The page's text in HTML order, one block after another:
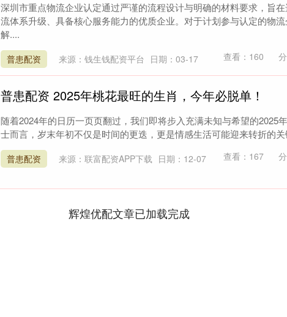
深圳市重点物流企业认定通过严谨的流程设计与明确的材料要求，旨
流体系升级、具备核心服务能力的优质企业。对于计划参与认定的物
解....
普患配资 来源：钱生钱配资平台 日期：03-17 查看： 160
普患配资 2025年桃花最旺的生肖，今年必脱单！
随着2024年的日历一页页翻过，我们即将步入充满未知与希望的2025
士而言，岁末年初不仅是时间的更迭，更是情感生活可能迎来转折的
普患配资 来源：联富配资APP下载 日期：12-07 查看： 167
辉煌优配文章已加载完成